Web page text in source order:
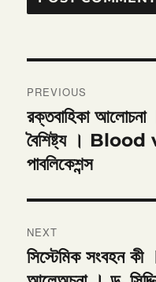
navigation
PREVIOUS
Previous
post:
রক্তবাহিকা আলোচনা
বৈশিষ্ট্য । Blood
পাবলিকেশন্স
NEXT
Next
post:
সিস্টেমিক সংবহন কী